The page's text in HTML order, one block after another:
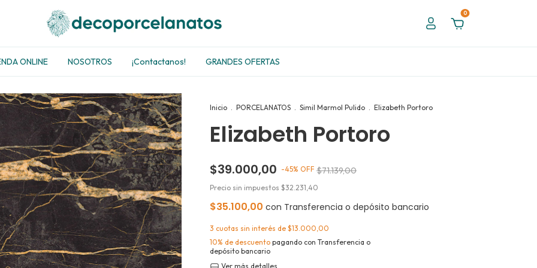
0
ONLINE NOSOTROS ¡Contactanos! GRANDES OFERTAS
Inicio . PORCELANATOS . Simil Marmol Pulido . Elizabeth Portoro
Elizabeth Portoro
$39.000,00 -45% OFF $71.139,00
Precio sin impuestos $32.231,40
$35.100,00 con Transferencia o depósito bancario
3 cuotas sin interés de $13.000,00
10% de descuento pagando con Transferencia o
depósito bancario
Ver más detalles